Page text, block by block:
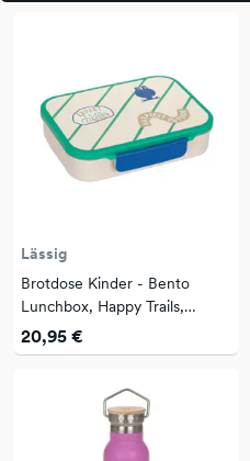
Lässig
Brotdose Kinder - Bento
Lunchbox, Happy Trails,
Frosch
20,95 €